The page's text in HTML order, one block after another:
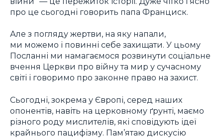
про це сьогодні говорить папа Франциск.
Але з погляду жертви, на яку напали,
ми можемо і повинні себе захищати. У цьому
Посланні ми намагаємося розвинути соціальне
вчення Церкви про війну та мир у сучасному
світі і говоримо про законне право на захист.
Сьогодні, зокрема у Європі, серед наших
опонентів, навіть на церковному ґрунті, маємо
різного роду мислителів, які сповідують ідеї
крайнього пацифізму. Пам’ятаю дискусію